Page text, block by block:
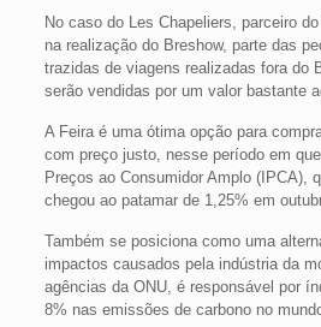
No caso do Les Chapeliers, parceiro
na realização do Breshow, parte das
trazidas de viagens realizadas fora do
serão vendidas por um valor bastante
A Feira é uma ótima opção para
com preço justo, nesse período em
Preços ao Consumidor Amplo (IPCA),
chegou ao patamar de 1,25% em
Também se posiciona como uma
impactos causados pela indústria da
agências da ONU, é responsável por
8% nas emissões de carbono no